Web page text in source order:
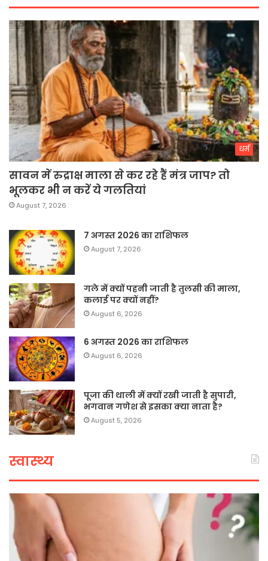
धर्म
सावन में रुद्राक्ष माला से कर रहे हैं मंत्र जाप? तो
भूलकर भी न करें ये गलतियां
August 7, 2026
7 अगस्त 2026 का राशिफल
August 7, 2026
गले में क्यों पहनी जाती है तुलसी की माला,
कलाई पर क्यों नहीं?
August 6, 2026
6 अगस्त 2026 का राशिफल
August 6, 2026
पूजा की थाली में क्यों रखी जाती है सुपारी,
भगवान गणेश से इसका क्या नाता है?
August 5, 2026
स्वास्थ्य